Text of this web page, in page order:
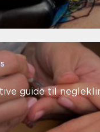
guide til